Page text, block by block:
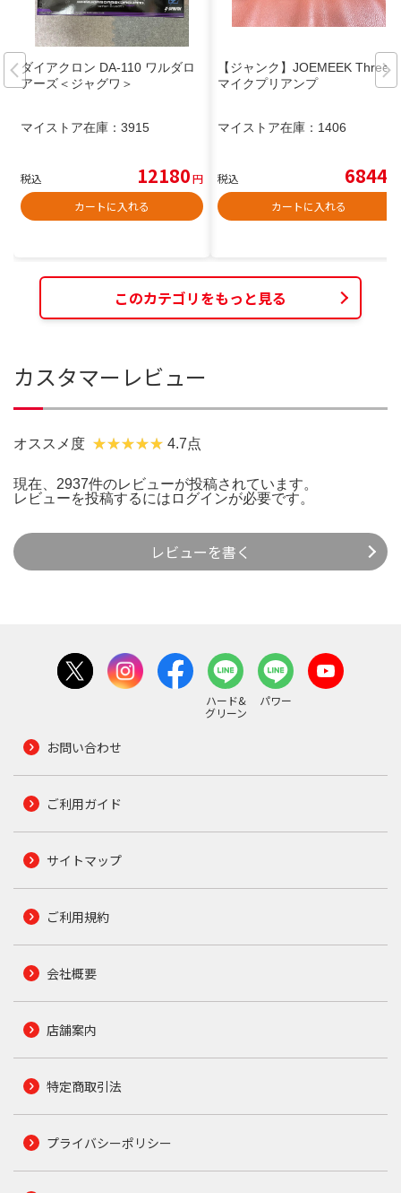
ダイアクロン DA-110 ワルダロ
アーズ＜ジャグワ＞
マイストア在庫： 3915
税込 12180円
カートに入れる
【ジャンク】JOEMEEK ThreeQ
マイクプリアンプ
マイストア在庫： 1406
税込 6844
カートに入れる
このカテゴリをもっと見る
カスタマーレビュー
オススメ度 4.7点
現在、2937件のレビューが投稿されています。
レビューを投稿するには ログインが必要です。
レビューを書く
ハード&
グリーン
パワー
お問い合わせ
ご利用ガイド
サイトマップ
ご利用規約
会社概要
店舗案内
特定商取引法
プライバシーポリシー